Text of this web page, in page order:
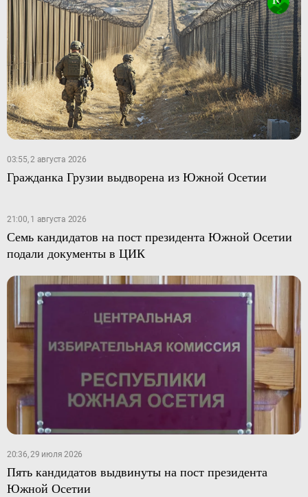
03:55, 2 августа 2026
Гражданка Грузии выдворена из Южной Осетии
21:00, 1 августа 2026
Семь кандидатов на пост президента Южной Осетии
подали документы в ЦИК
20:36, 29 июля 2026
Пять кандидатов выдвинуты на пост президента
Южной Осетии